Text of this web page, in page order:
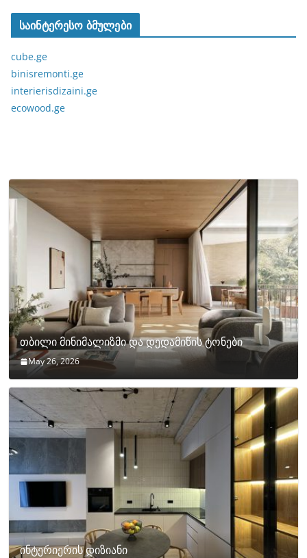
საინტერესო ბმულები
cube.ge
binisremonti.ge
interierisdizaini.ge
ecowood.ge
თბილი მინიმალიზმი და დედამიწის ტონები
May 26, 2026
ინტერიერის დიზიანი